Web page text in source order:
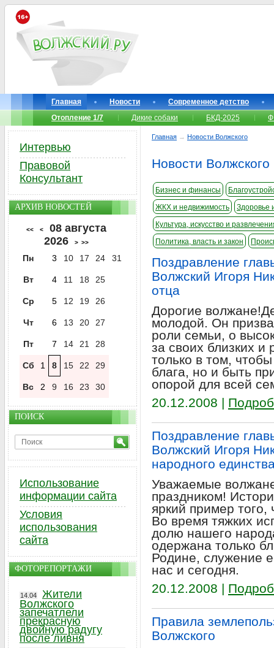
Главная Новости
Современное детство
Отопление 1/7
Дикие собаки БКД-2025
Главная → Новости Волжского
Новости Волжского
Бизнес и финансы
ЖКХ и недвижимость
Здоровье
Культура, искусство и
Политика, власть и закон
Поздравление
Волжский Игоря
отца
Дорогие
молодой. Он
роли семьи, о
за своих близких и
только в том,
блага, но и быть
опорой для всей
20.12.2008 |
Поздравление
Волжский Игоря
народного
Уважаемые
праздником!
яркий пример того,
Во время тяжких
долю нашего
одержана только
Родине, служение
нас и сегодня.
20.12.2008 |
Правила
Волжского
Интервью
Правовой
Консультант
АРХИВ НОВОСТЕЙ
<< <
08 августа
2026
> >>
Пн 3 10 17 24 31
Вт 4 11 18 25
Ср 5 12 19 26
Чт 6 13 20 27
Пт 7 14 21 28
Сб 1 8 15 22 29
Вс 2 9 16 23 30
ПОИСК
Использование
информации сайта
Условия
использования
сайта
ФОТОРЕПОРТАЖИ
14.04
Жители
Волжского
запечатлели
прекрасную
двойную радугу
после ливня